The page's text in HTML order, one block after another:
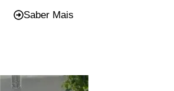
Saber Mais